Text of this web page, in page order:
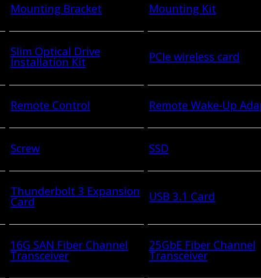
Mounting Bracket Mounting Kit
Slim Optical Drive
Installation Kit PCIe wireless card
Remote Control Remote Wake-Up
Screw SSD
Thunderbolt 3 Expansion
Card USB 3.1 Card
16G SAN Fiber Channel
Transceiver
25GbE Fiber Channel
Transceiver